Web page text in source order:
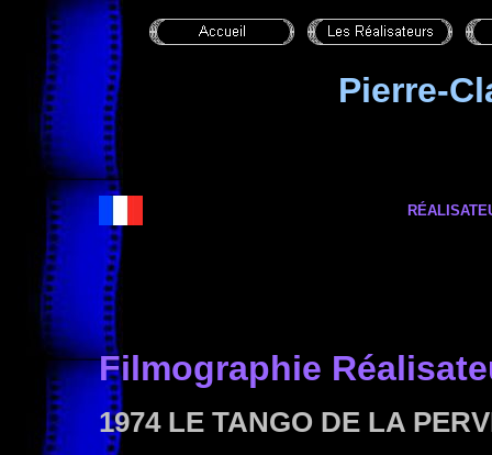
Pierre-
Filmographie
1974 LE TANGO DE LA